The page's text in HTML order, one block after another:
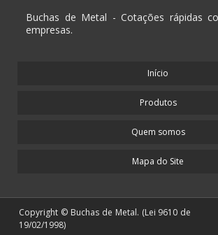
Buchas de Metal - Cotações rápidas
empresas.
Início
Produtos
Quem somos
Mapa do Site
Copyright © Buchas de Metal. (Lei 9610 de
19/02/1998)